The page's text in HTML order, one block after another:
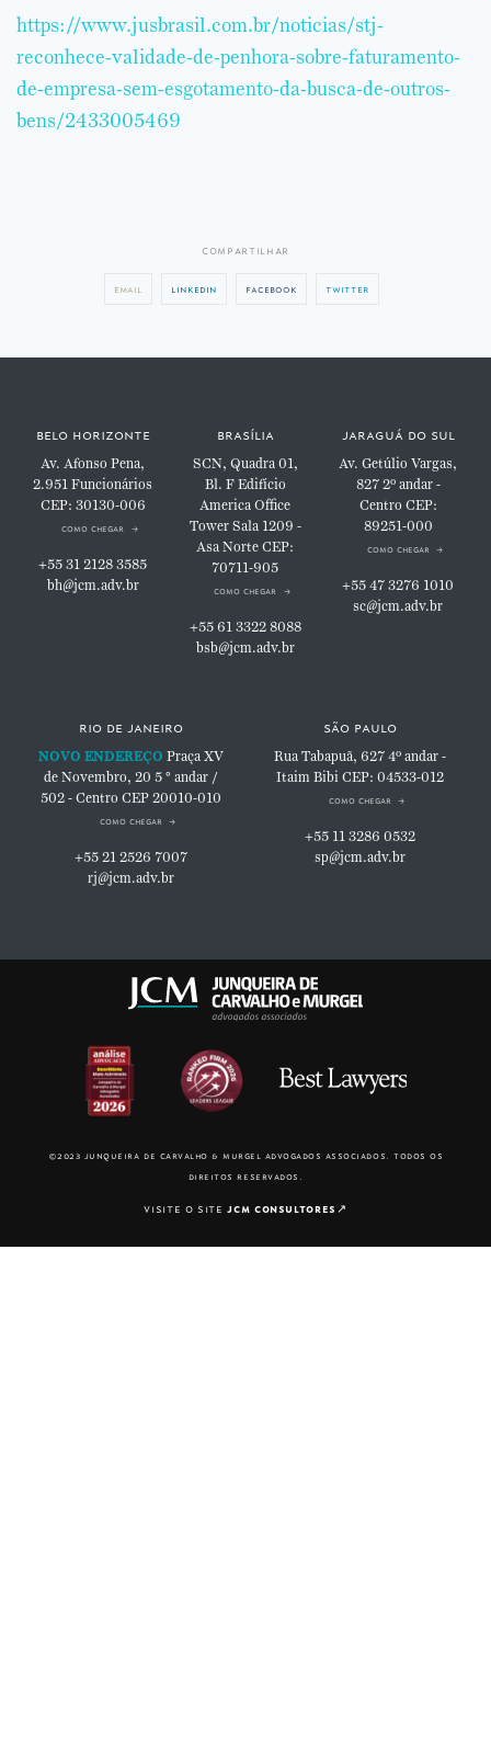
https://www.jusbrasil.com.br/noticias/stj-
reconhece-validade-de-penhora-sobre-faturamento-
de-empresa-sem-esgotamento-da-busca-de-outros-
bens/2433005469
compartilhar
email linkedin facebook twitter
belo horizonte
Av. Afonso Pena,
2.951Funcionários
CEP: 30130-006
como chegar
+55 31 2128 3585
bh@jcm.adv.br
brasília
SCN, Quadra 01,
Bl. FEdifício
America Office
TowerSala 1209 -
Asa NorteCEP:
70711-905
como chegar
+55 61 3322 8088
bsb@jcm.adv.br
jaraguá do sul
Av. Getúlio Vargas,
8272º andar -
Centro CEP:
89251-000
como chegar
+55 47 3276 1010
sc@jcm.adv.br
rio de janeiro
NOVO ENDEREÇO Praça XV
de Novembro, 20 5 ° andar /
502 - Centro CEP 20010-010
como chegar
+55 21 2526 7007
rj@jcm.adv.br
são paulo
Rua Tabapuã, 6274º andar -
Itaim BibiCEP: 04533-012
como chegar
+55 11 3286 0532
sp@jcm.adv.br
©2023 junqueira de carvalho & murgel advogados associados. todos os
direitos reservados.
visite o sitejcm consultores↗